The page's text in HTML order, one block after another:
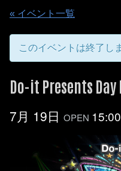
« イベント一覧
このイベントは終了し
Do-it Presents
7月 19日 OPEN 15:00